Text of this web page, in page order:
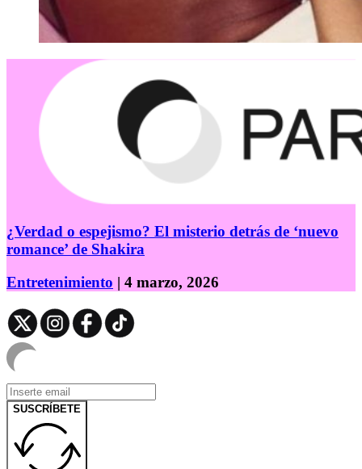
¿Verdad o espejismo? El misterio detrás de ‘nuevo
romance’ de Shakira
Entretenimiento | 4 marzo, 2026
SUSCRÍBETE